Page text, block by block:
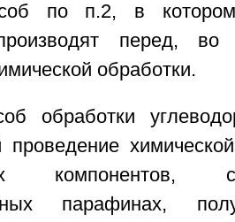
по п.2, в котором
перед,
обработки.
обработки
компонентов,
парафинах,